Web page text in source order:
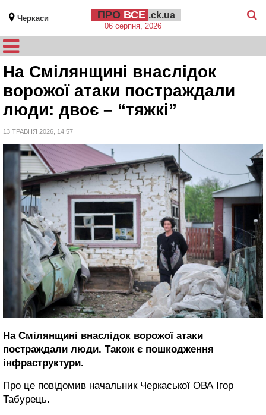
Черкаси ПРО ВСЕ .ck.ua
06 серпня, 2026
На Смілянщині внаслідок
ворожої атаки постраждали
люди: двоє – “тяжкі”
13 ТРАВНЯ 2026, 14:57
На Смілянщині внаслідок ворожої атаки
постраждали люди. Також є пошкодження
інфраструктури.
Про це повідомив начальник Черкаської ОВА Ігор
Табурець.